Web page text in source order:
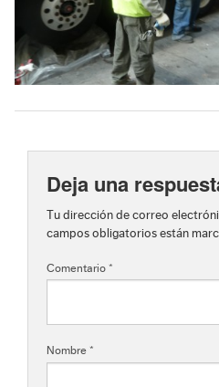
Deja una
Tu dirección de correo
campos obligatorios están
Comentario *
Nombre *